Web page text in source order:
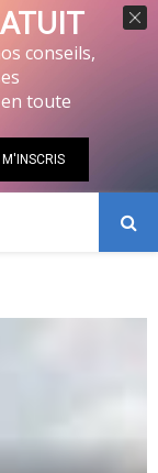
conseils,
toute